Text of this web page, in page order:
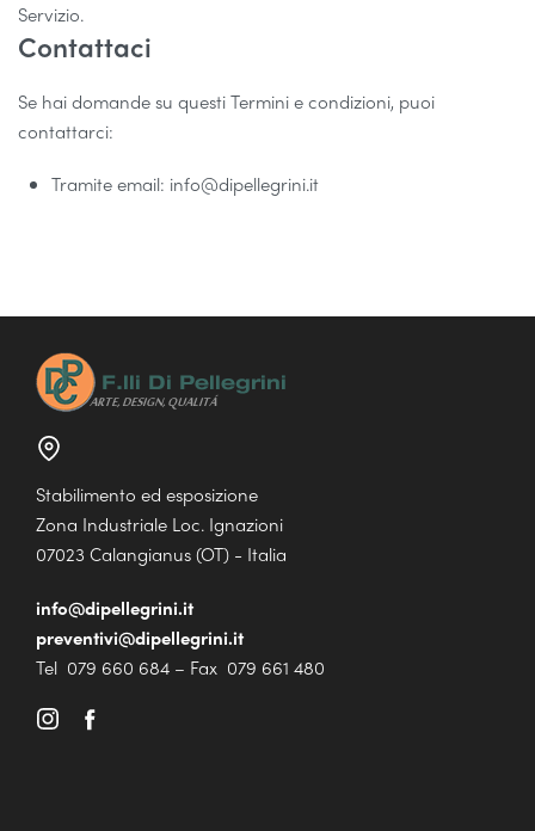
Servizio.
Contattaci
Se hai domande su questi Termini e condizioni, puoi
contattarci:
Tramite email: info@dipellegrini.it
Stabilimento ed esposizione
Zona Industriale Loc. Ignazioni
07023 Calangianus (OT) - Italia
info@dipellegrini.it
preventivi@dipellegrini.it
Tel 079 660 684 – Fax 079 661 480